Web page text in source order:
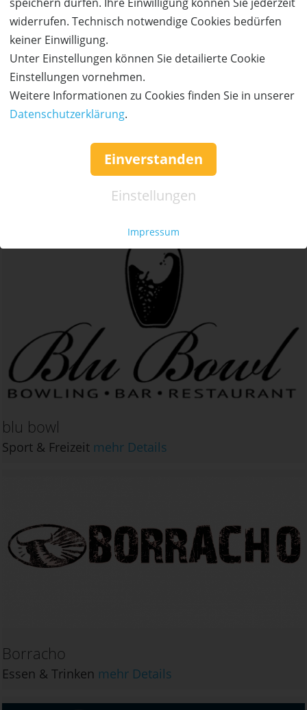
widerrufen. Technisch notwendige Cookies bedürfen
keiner Einwilligung.
Unter Einstellungen können Sie detailierte Cookie
Einstellungen vornehmen.
Weitere Informationen zu Cookies finden Sie in unserer
Datenschutzerklärung.
Einverstanden
Einstellungen
Impressum
Bistro „oma & enkel“
Essen & Trinken mehr Details
blu bowl
Sport & Freizeit mehr Details
Borracho
Essen & Trinken mehr Details